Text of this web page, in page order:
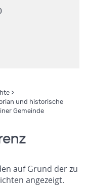
>
und historische
Gemeinde
auf Grund der zu
angezeigt.